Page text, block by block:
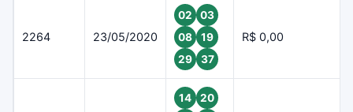
2264 23/05/2020
02
03
08
19
29
37
R$ 0,00
14
20